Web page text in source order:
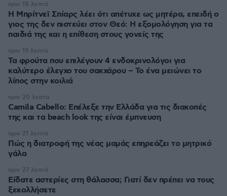
Η Μπρίτνεϊ Σπίαρς λέει ότι απέτυχε ως μητέρα, επειδή ο
γιος της δεν πιστεύει στον Θεό: Η εξομολόγηση για τα
παιδιά της και η επίθεση στους γονείς της
πριν 18 λεπτά
Τα φρούτα που επιλέγουν 4 ενδοκρινολόγοι για
καλύτερο έλεγχο του σακχάρου – Το ένα μειώνει το
λίπος στην κοιλιά
πριν 19 λεπτά
Camila Cabello: Επέλεξε την Ελλάδα για τις διακοπές
της και τα beach look της είναι έμπνευση
πριν 20 λεπτά
Πώς η διατροφή της νέας μαμάς επηρεάζει το μητρικό
γάλα
πριν 21 λεπτά
Είδατε αστερίες στη θάλασσα; Γιατί δεν πρέπει να τους
ξεκολλήσετε
πριν 27 λεπτά